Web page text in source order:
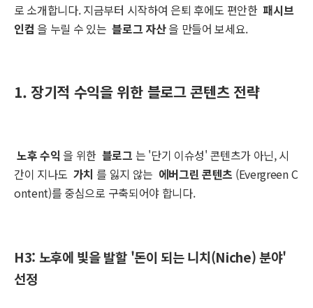
로 소개합니다. 지금부터 시작하여 은퇴 후에도 편안한 패시브
인컴 을 누릴 수 있는 블로그 자산을 만들어 보세요.
1. 장기적 수익을 위한 블로그 콘텐츠 전략
노후 수익 을 위한 블로그 는 '단기 이슈성' 콘텐츠가 아닌, 시
간이 지나도 가치 를 잃지 않는 에버그린 콘텐츠 (Evergreen C
ontent)를 중심으로 구축되어야 합니다.
H3: 노후에 빛을 발할 '돈이 되는 니치(Niche) 분야'
선정